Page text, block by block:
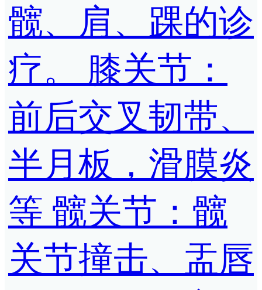
髋、肩、踝的诊
疗。 膝关节：
前后交叉韧带、
半月板，滑膜炎
等 髋关节：髋
关节撞击、盂唇